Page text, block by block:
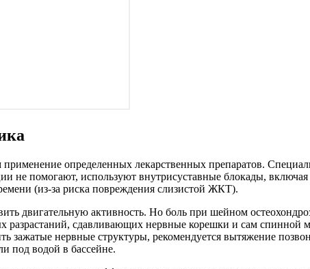
определенных лекарственных препаратов.
не помогают, используют внутрисуставные блокады,
(из-за риска повреждения слизистой ЖКТ).
двигательную активность. Но боль при шейном
разрастаний, сдавливающих нервные корешки и сам спинной
зажатые нервные структуры, рекомендуется вытяжение
под водой в бассейне.